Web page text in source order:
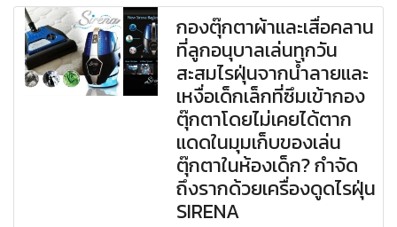
กองตุ๊กตาผ้าและเสื่อคลาน
ที่ลูกอนุบาลเล่นทุกวัน
สะสมไรฝุ่นจากน้ำลายและ
เหงื่อเด็กเล็กที่ซึมเข้ากอง
ตุ๊กตาโดยไม่เคยได้ตาก
แดดในมุมเก็บของเล่น
ตุ๊กตาในห้องเด็ก? กำจัด
ถึงรากด้วยเครื่องดูดไรฝุ่น
SIRENA